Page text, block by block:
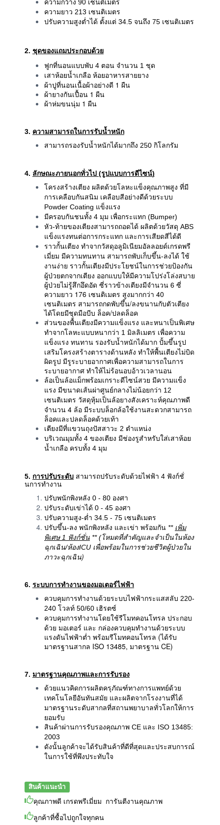
ความกว้าง 90 เซนติเมตร
ความยาว 213 เซนติเมตร
ปรับความสูงต่ำได้ ตั้งแต่ 34.5 จนถึง 75 เซนติเมตร
2. ชุดของแถมประกอบด้วย
ฟูกที่นอนแบบพับ 4 ตอน จำนวน 1 ชุด
เสาห้อยน้ำเกลือ ห้อยอาหารสายยาง
ผ้าปูที่นอนเนื้อผ้าอย่างดี 1 ผืน
ผ้ายางกันเปื้อน 1 ผืน
ผ้าห่มขนนุ่ม 1 ผืน
3. ความสามารถในการรับน้ำหนัก
สามารถรองรับน้ำหนักได้มากถึง 250 กิโลกรัม
4. ลักษณะภายนอกทั่วไป (รูปแบบการดีไซน์)
โครงสร้างเตียง ผลิตด้วยโลหะแข็งคุณภาพสูง ที่มี
การเคลือบกันสนิม เคลือบสีอย่างดีด้วยระบบ
Powder Coating แข็งแรง
มีครอบกันชนทั้ง 4 มุม เพื่อกระแทก (Bumper)
หัว-ท้ายของเตียงสามารถถอดได้ ผลิตด้วยวัสดุ ABS
แข็งแรงทนต่อการกระแทก และการเสียดสีได้ดี
ราวกั้นเตียง ทำจากวัสดุอลูมิเนียมอัลลอยด์เกรดพรี
เมี่ยม มีความทนทาน สามารถพับเก็บขึ้น-ลงได้ ใช้
งานง่าย ราวกั้นเตียงมีประโยชน์ในการช่วยป้องกัน
ผู้ป่วยตกจากเตียง ออกแบบให้มีความโปร่งโล่งสบาย
ผู้ป่วยไม่รู้สึกอึดอัด ซี่ราวข้างเตียงมีจำนวน 6 ซี่
ความยาว 176 เซนติเมตร สูงมากกว่า 40
เซนติเมตร สามารถกดพับขึ้น/ลงขนานกับตัวเตียง
ได้โดยมีชุดมือบีบ ล็อค/ปลดล็อค
ส่วนของพื้นเตียงมีความแข็งแรง และหนาเป็นพิเศษ
ทำจากโลหะแบบหนากว่า 1 มิลลิเมตร เพื่อความ
แข็งแรง ทนทาน รองรับน้ำหนักได้มาก ปั้มขึ้นรูป
เสริมโครงสร้างตารางด้านหลัง ทำให้พื้นเตียงไม่บิด
ผิดรูป มีรูระบายอากาศเพื่อความสามารถในการ
ระบายอากาศ ทำให้ไม่ร้อนอบอ้าวเวลานอน
ล้อเป็นล้อแม็กพร้อมเกราะดีไซน์สวย มีความแข็ง
แรง มีขนาดเส้นผ่าศูนย์กลางไม่น้อยกว่า 12
เซนติเมตร วัสดุหุ้มเป็นล้อยางสังเคราะห์คุณภาพดี
จำนวน 4 ล้อ มีระบบล็อกล้อใช้งานสะดวกสามารถ
ล็อคและปลดล็อคด้วยเท้า
เตียงมีที่แขวนถุงปัสสาวะ 2 ตำแหน่ง
บริเวณมุมทั้ง 4 ของเตียง มีช่องรูสำหรับใส่เสาห้อย
น้ำเกลือ ครบทั้ง 4 มุม
5. การปรับระดับ สามารถปรับระดับด้วยไฟฟ้า 4 ฟังก์ชั่
นการทำงาน
ปรับพนักพิงหลัง 0 - 80 องศา
ปรับระดับเข่าได้ 0 - 45 องศา
ปรับความสูง-ต่ำ 34.5 - 75 เซนติเมตร
ปรับขึ้น-ลง พนักพิงหลัง และเข่า พร้อมกัน ** เพิ่ม
พิเศษ 1 ฟังก์ชั่น ** (โหมดที่สำคัญและจำเป็นในห้อง
ฉุกเฉิน/ห้องICU เพื่อพร้อมในการช่วยชีวิตผู้ป่วยใน
ภาวะฉุกเฉิน)
6. ระบบการทำงานของมอเตอร์ไฟฟ้า
ควบคุมการทำงานด้วยระบบไฟฟ้ากระแสสลับ 220-
240 โวลท์ 50/60 เฮิรตซ์
ควบคุมการทำงานโดยใช้รีโมทคอนโทรล ประกอบ
ด้วย มอเตอร์ และ กล่องควบคุมทำงานด้วยระบบ
แรงดันไฟฟ้าต่ำ พร้อมรีโมทคอนโทรล (ได้รับ
มาตรฐานสากล ISO 13485, มาตรฐาน CE)
7. มาตรฐานคุณภาพและการรับรอง
ด้วยแนวคิดการผลิตครุภัณฑ์ทางการแพทย์ด้วย
เทคโนโลยีอันทันสมัย และผลิตจากโรงงานที่ได้
มาตรฐานระดับสากลที่สถานพยาบาลทั่วโลกให้การ
ยอมรับ
สินค้าผ่านการรับรองคุณภาพ CE และ ISO 13485:
2003
ดังนั้นลูกค้าจะได้รับสินค้าที่ดีที่สุดและประสบการณ์
ในการใช้ที่พึงประทับใจ
สินค้าแนะนำ
คุณภาพดี เกรดพรีเมี่ยม การันตีงานคุณภาพ
ลูกค้าที่ซื้อไปถูกใจทุกคน